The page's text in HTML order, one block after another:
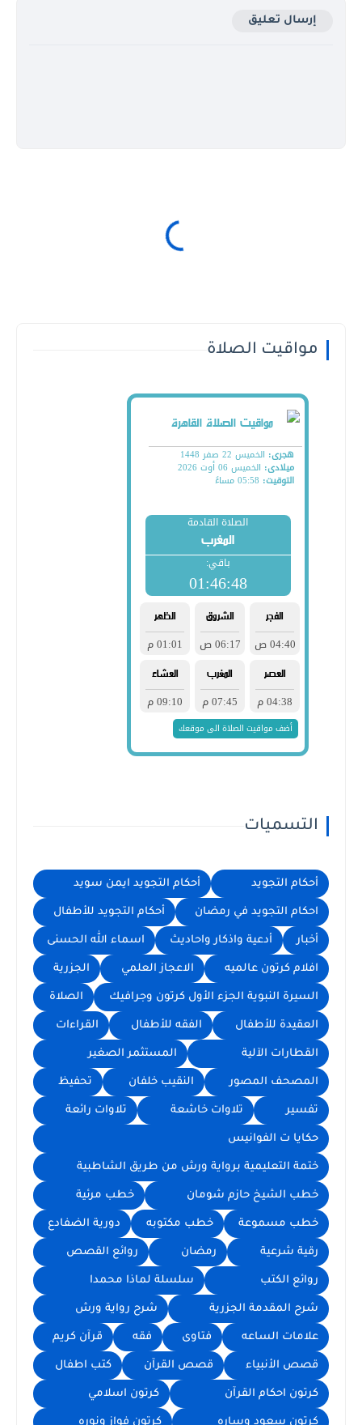
إرسال تعليق
مواقيت الصلاة
التسميات
أحكام التجويد أحكام التجويد ايمن سويد
احكام التجويد في رمضان أحكام التجويد للأطفال
أخبار أدعية واذكار واحاديث اسماء الله الحسنى
افلام كرتون عالميه الاعجاز العلمي الجزرية
السيرة النبوية الجزء الأول كرتون وجرافيك الصلاة
العقيدة للأطفال الفقه للأطفال القراءات
القطارات الآلية المستثمر الصغير
المصحف المصور النقيب خلفان تحفيظ
تفسير تلاوات خاشعة تلاوات رائعة
حكايا ت الفوانيس
ختمة التعليمية برواية ورش من طريق الشاطبية
خطب الشيخ حازم شومان خطب مرئية
خطب مسموعة خطب مكتوبه دورية الضفادع
رقية شرعية رمضان روائع القصص
روائع الكتب سلسلة لماذا محمدا
شرح المقدمة الجزرية شرح رواية ورش
علامات الساعه فتاوى فقه قرآن كريم
قصص الأنبياء قصص القرآن كتب اطفال
كرتون احكام القرآن كرتون اسلامي
كرتون سعود وساره كرتون فواز ونوره